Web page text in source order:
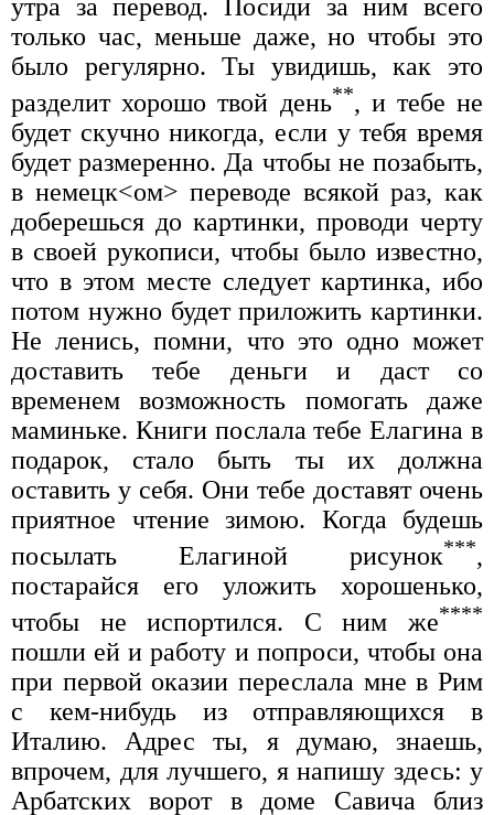
утра за перевод. Посиди за ним всего
только час, меньше даже, но чтобы это
было регулярно. Ты увидишь, как это
разделит хорошо твой день**, и тебе не
будет скучно никогда, если у тебя время
будет размеренно. Да чтобы не позабыть,
в немецк<ом> переводе всякой раз, как
доберешься до картинки, проводи черту
в своей рукописи, чтобы было известно,
что в этом месте следует картинка, ибо
потом нужно будет приложить картинки.
Не ленись, помни, что это одно может
доставить тебе деньги и даст со
временем возможность помогать даже
маминьке. Книги послала тебе Елагина в
подарок, стало быть ты их должна
оставить у себя. Они тебе доставят очень
приятное чтение зимою. Когда будешь
посылать Елагиной рисунок***,
постарайся его уложить хорошенько,
чтобы не испортился. С ним же****
пошли ей и работу и попроси, чтобы она
при первой оказии переслала мне в Рим
с кем-нибудь из отправляющихся в
Италию. Адрес ты, я думаю, знаешь,
впрочем, для лучшего, я напишу здесь: у
Арбатских ворот в доме Савича близ